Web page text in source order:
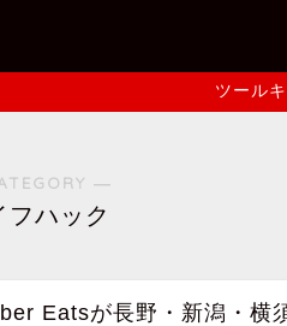
ツール
―
フハック
Eatsが長野・新潟・横